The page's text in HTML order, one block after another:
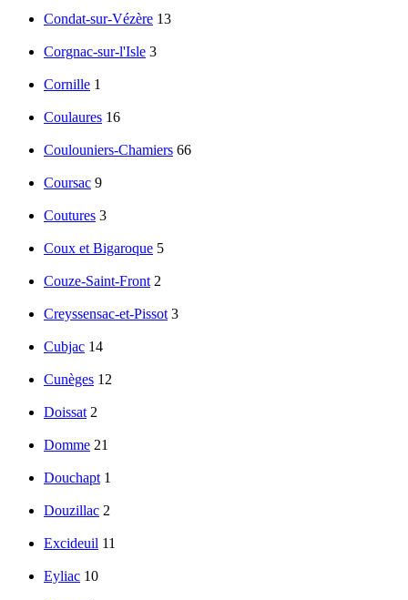
Condat-sur-Vézère 13
Corgnac-sur-l'Isle 3
Cornille 1
Coulaures 16
Coulouniers-Chamiers 66
Coursac 9
Coutures 3
Coux et Bigaroque 5
Couze-Saint-Front 2
Creyssensac-et-Pissot 3
Cubjac 14
Cunèges 12
Doissat 2
Domme 21
Douchapt 1
Douzillac 2
Excideuil 11
Eyliac 10